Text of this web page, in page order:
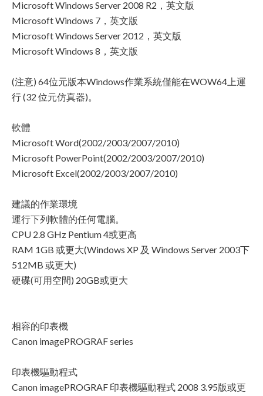
Microsoft Windows Server 2008 R2，英文版
Microsoft Windows 7，英文版
Microsoft Windows Server 2012，英文版
Microsoft Windows 8，英文版
(注意) 64位元版本Windows作業系統僅能在WOW64上運
行 (32 位元仿真器)。
軟體
Microsoft Word(2002/2003/2007/2010)
Microsoft PowerPoint(2002/2003/2007/2010)
Microsoft Excel(2002/2003/2007/2010)
建議的作業環境
運行下列軟體的任何電腦。
CPU 2.8 GHz Pentium 4或更高
RAM 1GB 或更大(Windows XP 及 Windows Server 2003下
512MB 或更大)
硬碟(可用空間) 20GB或更大
相容的印表機
Canon imagePROGRAF series
印表機驅動程式
Canon imagePROGRAF 印表機驅動程式 2008 3.95版或更